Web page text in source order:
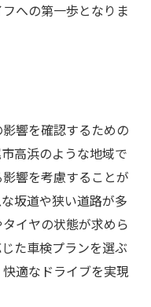
への第一歩となりま
響を確認するための
高浜のような地域で
響を考慮することが
坂道や狭い道路が多
イヤの状態が求めら
た車検プランを選ぶ
適なドライブを実現